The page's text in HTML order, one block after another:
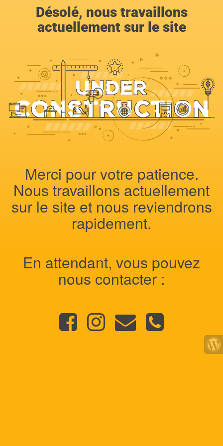
Désolé, nous travaillons
actuellement sur le site
Merci pour votre patience.
Nous travaillons actuellement
sur le site et nous reviendrons
rapidement.
En attendant, vous pouvez
nous contacter :